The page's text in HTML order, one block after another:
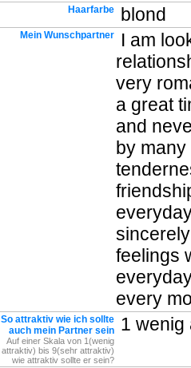
Haarfarbe blond
Mein Wunschpartner
I am
very
a great
and
by
feelings
every
So attraktiv wie ich sollte
auch mein Partner sein
Auf einer Skala von 1(wenig
attraktiv) bis 9(sehr attraktiv)
wie attraktiv sollte er sein?
1 wenig